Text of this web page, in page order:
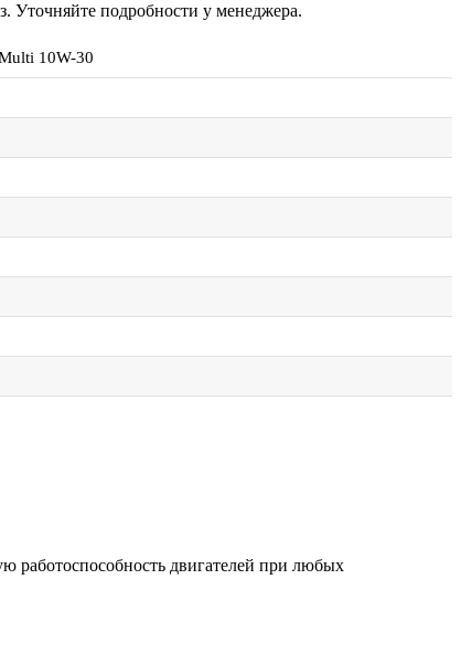
Уточняйте подробности у менеджера.
10W-30
работоспособность двигателей при любых